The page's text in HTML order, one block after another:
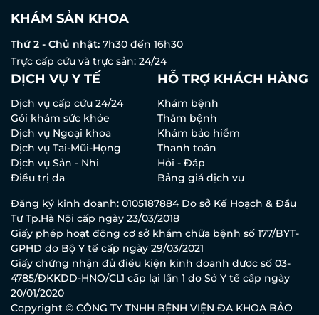
KHÁM SẢN KHOA
Thứ 2 - Chủ nhật: 7h30 đến 16h30
Trực cấp cứu và trực sản: 24/24
DỊCH VỤ Y TẾ
Dịch vụ cấp cứu 24/24
Gói khám sức khỏe
Dịch vụ Ngoại khoa
Dịch vụ Tai-Mũi-Họng
Dịch vụ Sản - Nhi
Điều trị da
HỖ TRỢ KHÁCH HÀNG
Khám bệnh
Thăm bệnh
Khám bảo hiểm
Thanh toán
Hỏi - Đáp
Bảng giá dịch vụ
Đăng ký kinh doanh: 0105187884 Do sở Kế Hoạch & Đầu
Tư Tp.Hà Nội cấp ngày 23/03/2018
Giấy phép hoạt động cơ sở khám chữa bệnh số 177/BYT-
GPHD do Bộ Y tế cấp ngày 29/03/2021
Giấy chứng nhận đủ điều kiện kinh doanh dược số 03-
4785/ĐKKDD-HNO/CL1 cấp lại lần 1 do Sở Y tế cấp ngày
20/01/2020
Copyright © CÔNG TY TNHH BỆNH VIỆN ĐA KHOA BẢO